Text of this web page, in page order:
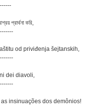
প্রার্থনা করি,
od priviđenja šejtanskih,
dei diavoli,
insinuações dos demônios!